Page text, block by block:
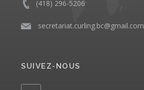
(418) 296-5206
secretariat.curling.bc@gmail.com
SUIVEZ-NOUS